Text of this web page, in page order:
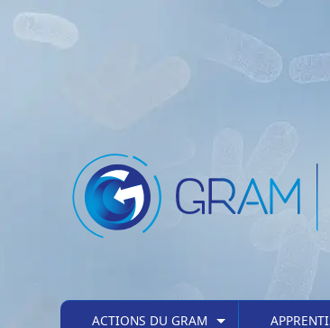
ACTIONS DU GRAM